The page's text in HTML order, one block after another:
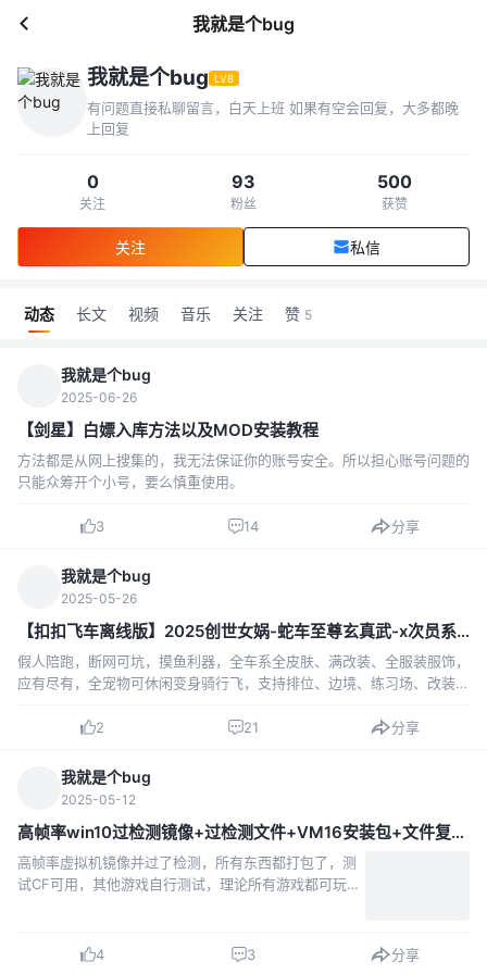
我就是个bug
我就是个bug LV8
有问题直接私聊留言，白天上班 如果有空会回复，大多都晚
上回复
0
关注
93
粉丝
500
获赞
关注 私信
动态 长文 视频 音乐 关注 赞 5
我就是个bug
2025-06-26
【剑星】白嫖入库方法以及MOD安装教程
方法都是从网上搜集的，我无法保证你的账号安全。所以担心账号问题的
只能众筹开个小号，要么慎重使用。
3 14 分享
我就是个bug
2025-05-26
【扣扣飞车离线版】2025创世女娲-蛇车至尊玄真武-x次员系列版本
假人陪跑，断网可坑，摸鱼利器，全车系全皮肤、满改装、全服装服饰，
应有尽有，全宠物可休闲变身骑行飞，支持排位、边境、练习场、改装、
2
21 分享
我就是个bug
2025-05-12
高帧率win10过检测镜像+过检测文件+VM16安装包+文件复制工具/可用鲁大师检测
高帧率虚拟机镜像并过了检测，所有东西都打包了，测
试CF可用，其他游戏自行测试，理论所有游戏都可玩，
必须替换！别忘记了！不替换不行！
4 3 分享